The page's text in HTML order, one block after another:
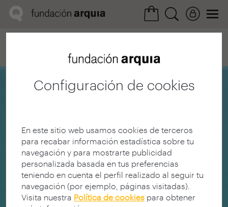
Configuración de cookies
En este sitio web usamos cookies de terceros
para recabar información estadística sobre tu
navegación y para mostrarte publicidad
personalizada basada en tus preferencias
teniendo en cuenta el perfil realizado al seguir tu
navegación (por ejemplo, páginas visitadas).
Visita nuestra Política de cookies para obtener
Ficha realización